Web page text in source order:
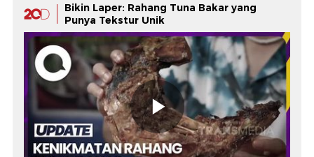
Bikin Laper: Rahang Tuna Bakar yang
Punya Tekstur Unik